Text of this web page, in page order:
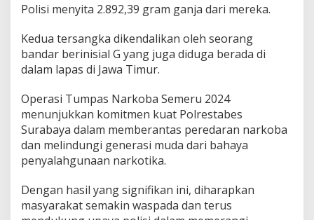
Polisi menyita 2.892,39 gram ganja dari mereka.
Kedua tersangka dikendalikan oleh seorang
bandar berinisial G yang juga diduga berada di
dalam lapas di Jawa Timur.
Operasi Tumpas Narkoba Semeru 2024
menunjukkan komitmen kuat Polrestabes
Surabaya dalam memberantas peredaran narkoba
dan melindungi generasi muda dari bahaya
penyalahgunaan narkotika.
Dengan hasil yang signifikan ini, diharapkan
masyarakat semakin waspada dan terus